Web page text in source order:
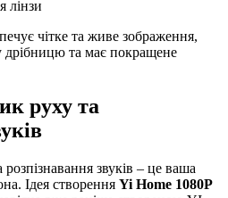
лінзи
чітке та живе зображення,
дрібницю та має покращене
руху та
звуків – це ваша
Ідея створення Yi Home 1080P